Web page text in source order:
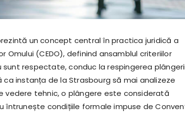
un concept central în practica juridică a
Omului (CEDO), definind ansamblul criteriilor
sunt respectate, conduc la respingerea
instanța de la Strasbourg să mai analizeze
vedere tehnic, o plângere este considerată
întrunește condițiile formale impuse de